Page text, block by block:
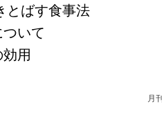
とばす食事法
て
用
月